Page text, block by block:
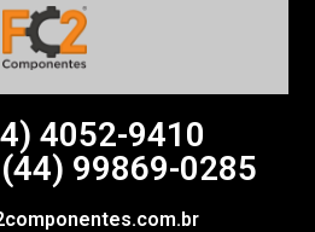
4052-9410
99869-0285